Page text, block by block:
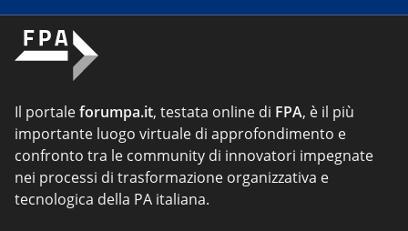
Il portaleforumpa.it, testata online di FPA, è il più
importante luogo virtuale di approfondimento e
confronto tra le community di innovatori impegnate
nei processi di trasformazione organizzativa e
tecnologica della PA italiana.